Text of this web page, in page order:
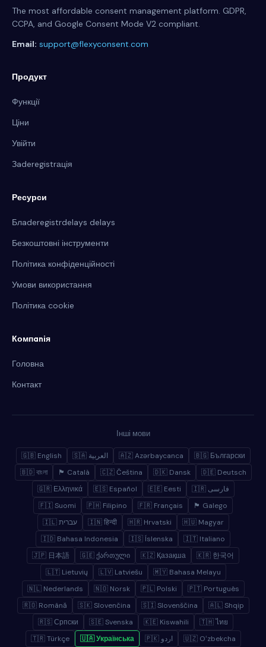
The most affordable consent management platform. GDPR,
CCPA, and Google Consent Mode V2 compliant.
Email: support@flexyconsent.com
Продукт
Функції
Ціни
Увійти
Зaderegistrація
Ресурси
Блaderegistrdelays delays
Безкоштовні інструменти
Політика конфіденційності
Умови використання
Політика cookie
Компanія
Головна
Контакт
Інші мови
🇬🇧 English 🇸🇦 العربية 🇦🇿 Azərbaycanca
🇧🇬 Български
🇧🇩 বাংলা
🏴 Català 🇨🇿 Čeština 🇩🇰 Dansk
🇩🇪 Deutsch
🇬🇷 Ελληνικά
🇪🇸 Español 🇪🇪 Eesti
🇮🇷 فارسی
🇫🇮 Suomi
🇵🇭 Filipino 🇫🇷 Français
🏴 Galego
🇮🇱 עברית
🇮🇳 हिन्दी 🇭🇷 Hrvatski
🇭🇺 Magyar
🇮🇩 Bahasa Indonesia
🇮🇸 Íslenska
🇮🇹 Italiano
🇯🇵 日本語
🇬🇪 ქართული 🇰🇿 Қазақша
🇰🇷 한국어
🇱🇹 Lietuvių
🇱🇻 Latviešu
🇲🇾 Bahasa Melayu
🇳🇱 Nederlands
🇳🇴 Norsk 🇵🇱 Polski
🇵🇹 Português
🇷🇴 Română
🇸🇰 Slovenčina 🇸🇮 Slovenščina
🇦🇱 Shqip
🇷🇸 Српски
🇸🇪 Svenska 🇰🇪 Kiswahili
🇹🇭 ไทย
🇹🇷 Türkçe
🇺🇦 Українська 🇵🇰 اردو 🇺🇿 Oʻzbekcha